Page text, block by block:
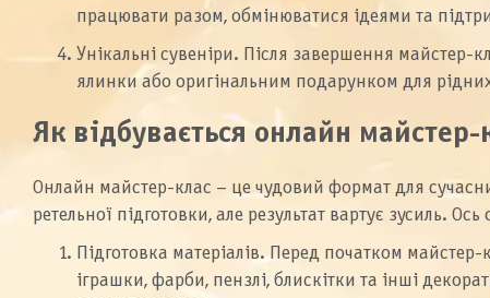
працювати разом, обмінюватися ідеями та
Унікальні сувеніри. Після завершення
ялинки або оригінальним подарунком для
Як відбувається онлайн майстер-
Онлайн майстер-клас – це чудовий формат для
ретельної підготовки, але результат вартує зусиль.
Підготовка матеріалів. Перед початком
іграшки, фарби, пензлі, блискітки та інші